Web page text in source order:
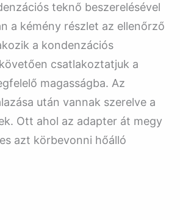
teknő beszerelésével
a kémény részlet az ellenőrző
a kondenzációs
csatlakoztatjuk a
magasságba. Az
után vannak szerelve a
Ott ahol az adapter át megy
azt körbevonni hőálló